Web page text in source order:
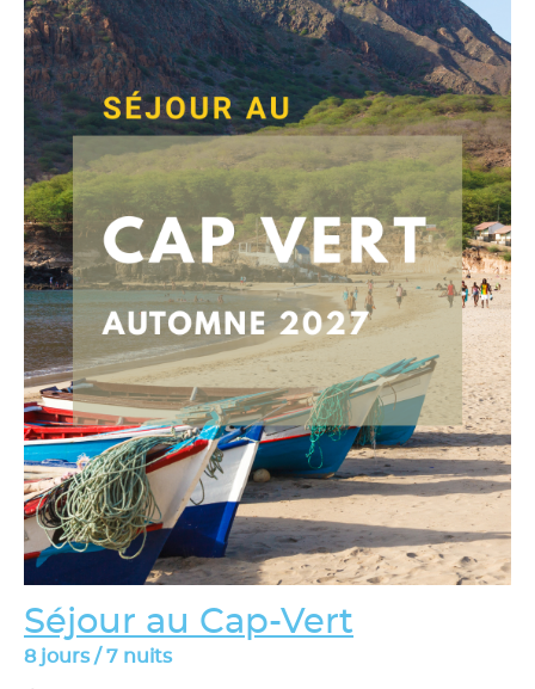
Séjour au Cap-Vert
8 jours / 7 nuits